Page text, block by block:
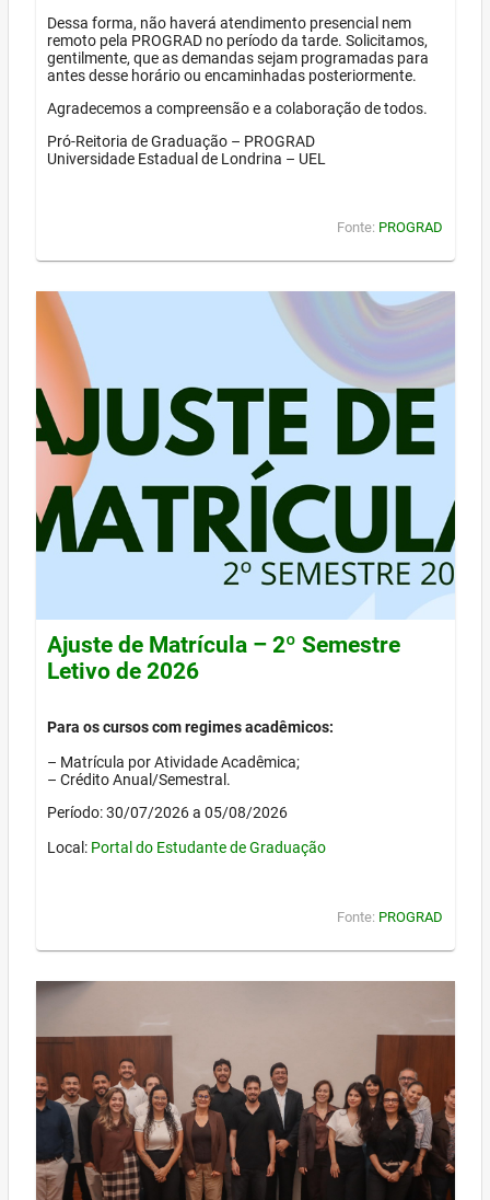
Dessa forma, não haverá atendimento presencial nem
remoto pela PROGRAD no período da tarde. Solicitamos,
gentilmente, que as demandas sejam programadas para
antes desse horário ou encaminhadas posteriormente.
Agradecemos a compreensão e a colaboração de todos.
Pró-Reitoria de Graduação – PROGRAD
Universidade Estadual de Londrina – UEL
Fonte: PROGRAD
Ajuste de Matrícula – 2º Semestre
Letivo de 2026
Para os cursos com regimes acadêmicos:
– Matrícula por Atividade Acadêmica;
– Crédito Anual/Semestral.
Período: 30/07/2026 a 05/08/2026
Local: Portal do Estudante de Graduação
Fonte: PROGRAD